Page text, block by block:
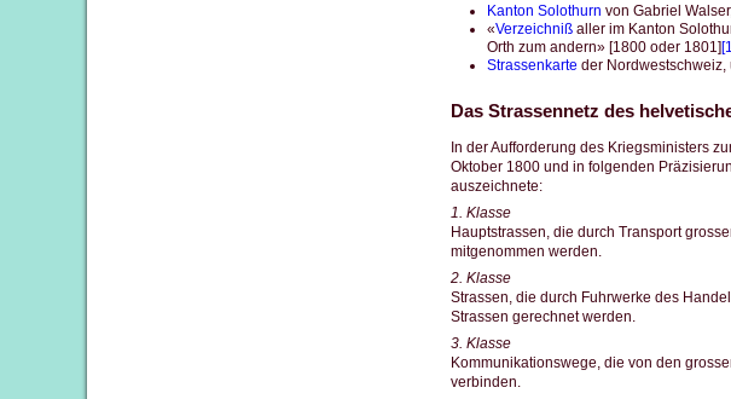
Kanton Solothurn von Gabriel
«Verzeichnißaller im Kanton
Orth zum andern» [1800 oder 1801]
Strassenkarte der Nordwestschweiz,
Das Strassennetz des
In der Aufforderung des Kriegsministers
Oktober 1800 und in folgenden
auszeichnete:
1. Klasse
Hauptstrassen, die durch Transport
mitgenommen werden.
2. Klasse
Strassen, die durch Fuhrwerke des
Strassen gerechnet werden.
3. Klasse
Kommunikationswege, die von den
verbinden.